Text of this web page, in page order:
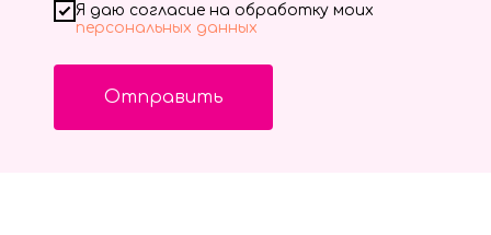
Я даю согласие на обработку моих
персональных данных
Отправить